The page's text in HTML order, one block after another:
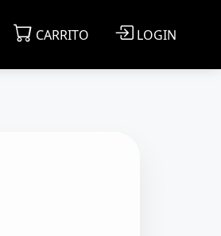
CARRITO LOGIN